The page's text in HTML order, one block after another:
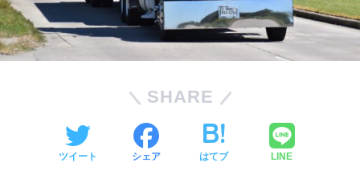
SHARE
ツイート シェア はてブ LINE